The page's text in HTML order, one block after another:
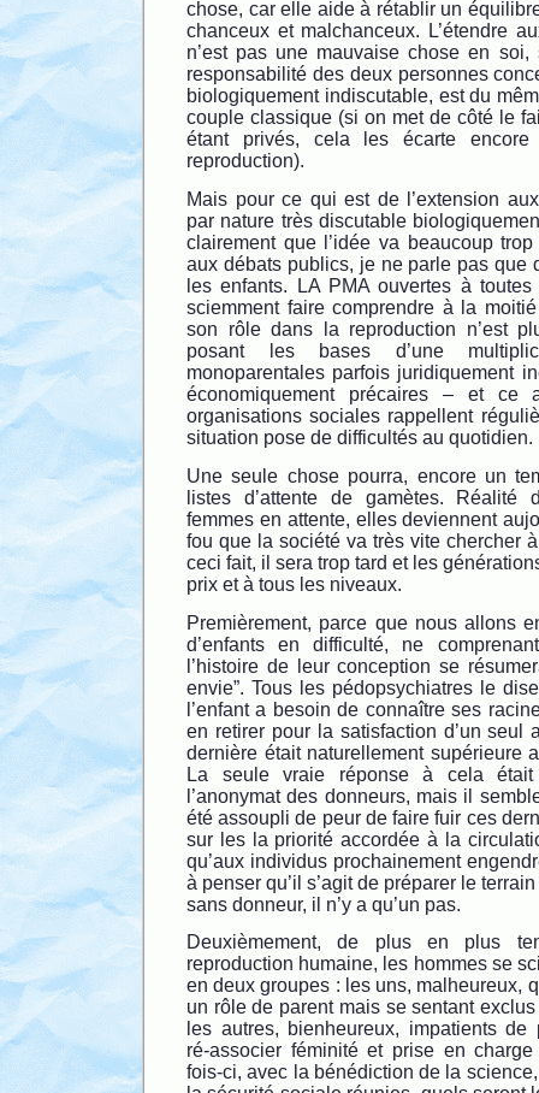
chose, car elle aide à rétablir un
chanceux et malchanceux. L’étendre
n’est pas une mauvaise chose en
responsabilité des deux personnes
biologiquement indiscutable, est du
couple classique (si on met de côté le
étant privés, cela les écarte
reproduction).
Mais pour ce qui est de l’extension
par nature très discutable
clairement que l’idée va beaucoup
aux débats publics, je ne parle pas que
les enfants. LA PMA ouvertes à
sciemment faire comprendre à la
son rôle dans la reproduction n’est
posant les bases d’une
monoparentales parfois juridiquement
économiquement précaires – et ce
organisations sociales rappellent
situation pose de difficultés au quotidien.
Une seule chose pourra, encore un
listes d’attente de gamètes. Réalité
femmes en attente, elles deviennent
fou que la société va très vite chercher
ceci fait, il sera trop tard et les
prix et à tous les niveaux.
Premièrement, parce que nous allons
d’enfants en difficulté, ne
l’histoire de leur conception se
envie”. Tous les pédopsychiatres le
l’enfant a besoin de connaître ses
en retirer pour la satisfaction d’un seul
dernière était naturellement supérieure
La seule vraie réponse à cela
l’anonymat des donneurs, mais il
été assoupli de peur de faire fuir ces
sur les la priorité accordée à la
qu’aux individus prochainement
à penser qu’il s’agit de préparer le
sans donneur, il n’y a qu’un pas.
Deuxièmement, de plus en plus
reproduction humaine, les hommes se
en deux groupes : les uns, malheureux,
un rôle de parent mais se sentant
les autres, bienheureux, impatients de
ré-associer féminité et prise en
fois-ci, avec la bénédiction de la